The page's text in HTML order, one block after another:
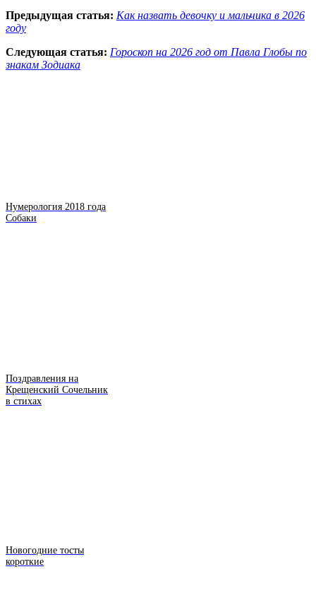
Предыдущая статья: Как назвать девочку и мальчика в 2026
году
Следующая статья: Гороскоп на 2026 год от Павла Глобы по
знакам Зодиака
Нумерология 2018 года
Собаки
Поздравления на
Крещенский Сочельник
в стихах
Новогодние тосты
короткие